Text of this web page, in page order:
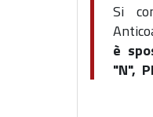
Si
è
"N",